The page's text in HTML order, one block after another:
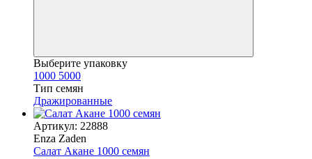
Выберите упаковку
1000 5000
Тип семян
Дражированные
Артикул: 22888
Enza Zaden
Салат Акане 1000 семян